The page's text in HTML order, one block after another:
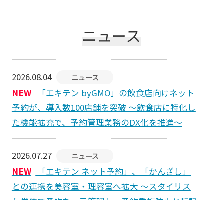
ニュース
2026.08.04 ニュース
NEW
「エキテン byGMO」の飲食店向けネット
予約が、導入数100店舗を突破 ～飲食店に特化し
た機能拡充で、予約管理業務のDX化を推進～
2026.07.27 ニュース
NEW
「エキテン ネット予約」、「かんざし」
との連携を美容室・理容室へ拡大 ～スタイリス